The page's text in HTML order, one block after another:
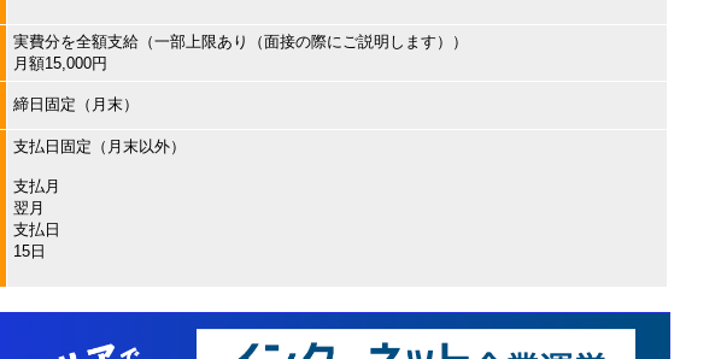
実費分を全額支給（一部上限あり（面接の際にご説明します））
月額15,000円
締日固定（月末）
支払日固定（月末以外）
支払月
翌月
支払日
15日